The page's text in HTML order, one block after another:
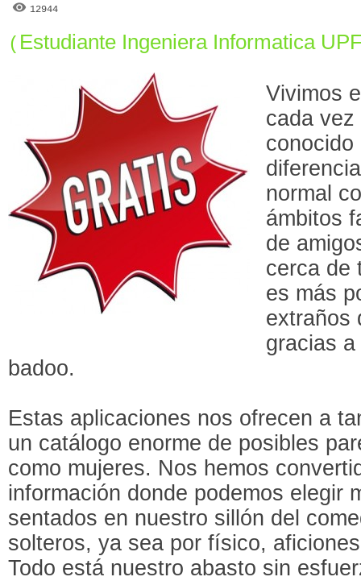
12944
( Estudiante Ingeniera Informatica
Vivimos
cada
conocido
normal
ámbitos
de
cerca de
es más
extraños
gracias
badoo.
Estas aplicaciones nos ofrecen a
un catálogo enorme de posibles
como mujeres. Nos hemos
información donde podemos elegir
sentados en nuestro sillón del
solteros, ya sea por físico,
Todo está nuestro abasto sin